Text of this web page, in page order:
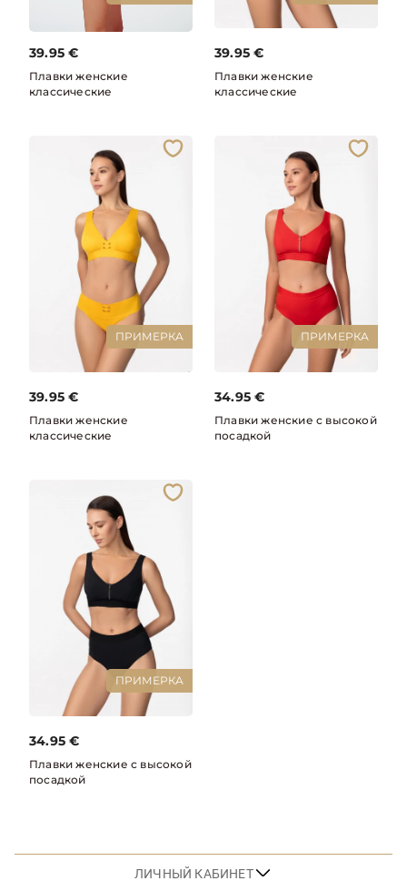
39.95 €
Плавки женские
классические
39.95 €
Плавки женские
классические
ПРИМЕРКА
39.95 €
Плавки женские
классические
ПРИМЕРКА
34.95 €
Плавки женские с высокой
посадкой
ПРИМЕРКА
34.95 €
Плавки женские с высокой
посадкой
ЛИЧНЫЙ КАБИНЕТ